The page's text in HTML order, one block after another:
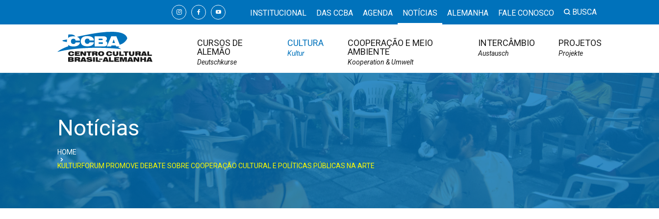
INSTITUCIONAL DAS CCBA AGENDA NOTÍCIAS ALEMANHA FALE CONOSCO BUSCA
CURSOS DE
ALEMÃO
Deutschkurse
CULTURA
Kultur
COOPERAÇÃO E MEIO
AMBIENTE
Kooperation & Umwelt
INTERCÂMBIO
Austausch
PROJETOS
Projekte
Notícias
HOME
KULTURFORUM PROMOVE DEBATE SOBRE COOPERAÇÃO CULTURAL E POLÍTICAS PÚBLICAS NA ARTE